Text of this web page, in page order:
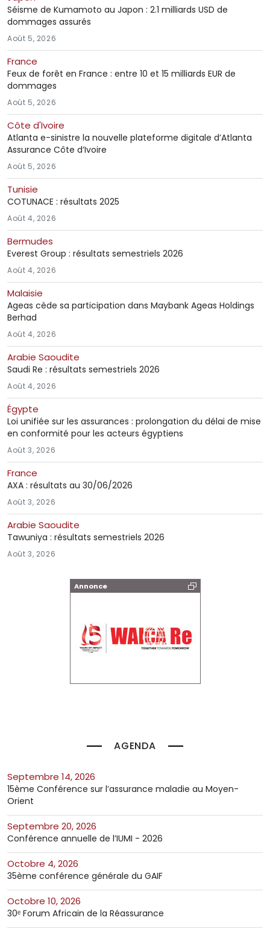
Annonce
AGENDA
septembre 14, 2026
15ème Conférence sur l’assurance maladie au Moyen-
Orient
septembre 20, 2026
Conférence annuelle de l’IUMI - 2026
octobre 4, 2026
35ème conférence générale du GAIF
octobre 10, 2026
30ᵉ Forum Africain de la Réassurance
Séisme de Kumamoto au Japon : 2.1 milliards USD de
dommages assurés
Août 5, 2026
France
Feux de forêt en France : entre 10 et 15 milliards EUR de
dommages
Août 5, 2026
Côte d'Ivoire
Atlanta e-sinistre la nouvelle plateforme digitale d’Atlanta
Assurance Côte d’Ivoire
Août 5, 2026
Tunisie
COTUNACE : résultats 2025
Août 4, 2026
Bermudes
Everest Group : résultats semestriels 2026
Août 4, 2026
Malaisie
Ageas cède sa participation dans Maybank Ageas Holdings
Berhad
Août 4, 2026
Arabie Saoudite
Saudi Re : résultats semestriels 2026
Août 4, 2026
Égypte
Loi unifiée sur les assurances : prolongation du délai de mise
en conformité pour les acteurs égyptiens
Août 3, 2026
France
AXA : résultats au 30/06/2026
Août 3, 2026
Arabie Saoudite
Tawuniya : résultats semestriels 2026
Août 3, 2026